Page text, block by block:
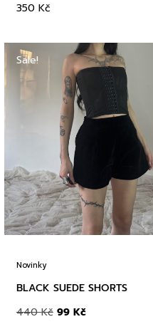
350 Kč
Sale!
Novinky
BLACK SUEDE SHORTS
440Kč 99 Kč